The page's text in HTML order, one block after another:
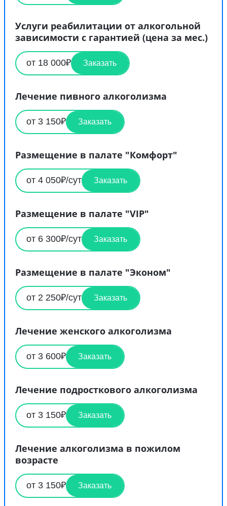
Услуги реабилитации от алкогольной
зависимости с гарантией (цена за мес.)
от 18 000₽ Заказать
Лечение пивного алкоголизма
от 3 150₽ Заказать
Размещение в палате "Комфорт"
от 4 050₽/сут Заказать
Размещение в палате "VIP"
от 6 300₽/сут Заказать
Размещение в палате "Эконом"
от 2 250₽/сут Заказать
Лечение женского алкоголизма
от 3 600₽ Заказать
Лечение подросткового алкоголизма
от 3 150₽ Заказать
Лечение алкоголизма в пожилом
возрасте
от 3 150₽ Заказать